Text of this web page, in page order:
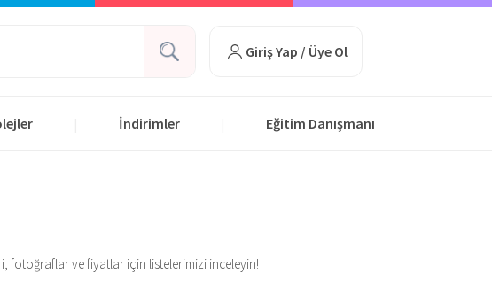
Giriş Yap / Üye Ol
İndirimler Eğitim Danışmanı
fotoğraflar ve fiyatlar için listelerimizi inceleyin!